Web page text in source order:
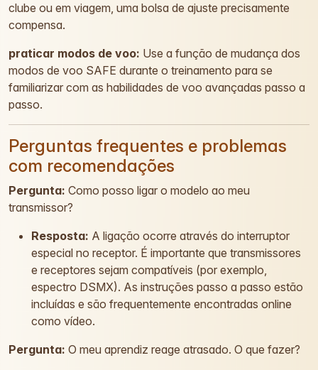
clube ou em viagem, uma bolsa de ajuste precisamente
compensa.
praticar modos de voo: Use a função de mudança dos
modos de voo SAFE durante o treinamento para se
familiarizar com as habilidades de voo avançadas passo a
passo.
Perguntas frequentes e problemas
com recomendações
Pergunta: Como posso ligar o modelo ao meu
transmissor?
Resposta: A ligação ocorre através do interruptor
especial no receptor. É importante que transmissores
e receptores sejam compatíveis (por exemplo,
espectro DSMX). As instruções passo a passo estão
incluídas e são frequentemente encontradas online
como vídeo.
Pergunta: O meu aprendiz reage atrasado. O que fazer?